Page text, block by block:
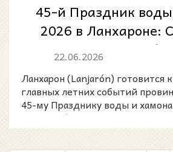
45-й Праздник
2026 в Ланхароне:
шествие ведьм,
«Водная...
22.06.2026
Ланхарон (Lanjarón) готовится
главных летних событий
45-му Празднику воды и
y del Jamón